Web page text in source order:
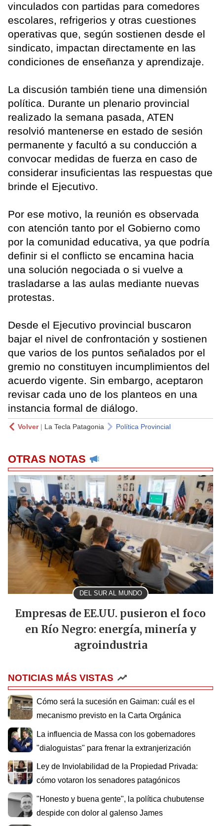
vinculados con partidas para comedores
escolares, refrigerios y otras cuestiones
operativas que, según sostienen desde el
sindicato, impactan directamente en las
condiciones de enseñanza y aprendizaje.
La discusión también tiene una dimensión
política. Durante un plenario provincial
realizado la semana pasada, ATEN
resolvió mantenerse en estado de sesión
permanente y facultó a su conducción a
convocar medidas de fuerza en caso de
considerar insuficientas las respuestas que
brinde el Ejecutivo.
Por ese motivo, la reunión es observada
con atención tanto por el Gobierno como
por la comunidad educativa, ya que podría
definir si el conflicto se encamina hacia
una solución negociada o si vuelve a
trasladarse a las aulas mediante nuevas
protestas.
Desde el Ejecutivo provincial buscaron
bajar el nivel de confrontación y sostienen
que varios de los puntos señalados por el
gremio no constituyen incumplimientos del
acuerdo vigente. Sin embargo, aceptaron
revisar cada uno de los planteos en una
instancia formal de diálogo.
Volver| La Tecla Patagonia Política Provincial
OTRAS NOTAS
DEL SUR AL MUNDO
Empresas de EE.UU. pusieron el foco
en Río Negro: energía, minería y
agroindustria
NOTICIAS MÁS VISTAS
Cómo será la sucesión en Gaiman: cuál es el
mecanismo previsto en la Carta Orgánica
La influencia de Massa con los gobernadores
"dialoguistas" para frenar la extranjerización
Ley de Inviolabilidad de la Propiedad Privada:
cómo votaron los senadores patagónicos
"Honesto y buena gente", la política chubutense
despide con dolor al galenso James